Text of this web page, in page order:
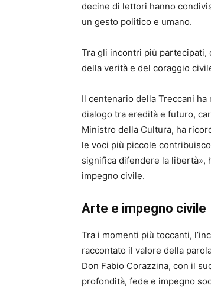
decine di lettori hanno
un gesto politico e umano.
Tra gli incontri più partecipati,
della verità e del coraggio
Il centenario della Treccani
dialogo tra eredità e futuro,
Ministro della Cultura, ha
le voci più piccole
significa difendere la libertà»,
impegno civile.
Arte e impegno civile
Tra i momenti più toccanti,
raccontato il valore della
Don Fabio Corazzina, con il
profondità, fede e impegno